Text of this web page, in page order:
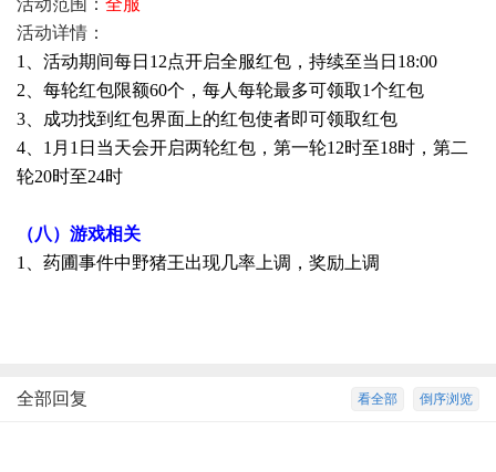
活动范围： 全服
活动详情：
1、活动期间每日12点开启全服红包，持续至当日18:00
2、每轮红包限额60个，每人每轮最多可领取1个红包
3、成功找到红包界面上的红包使者即可领取红包
4、1月1日当天会开启两轮红包，第一轮12时至18时，第二
轮20时至24时
（八）游戏相关
1、药圃事件中野猪王出现几率上调，奖励上调
倒序浏览
看全部
全部回复